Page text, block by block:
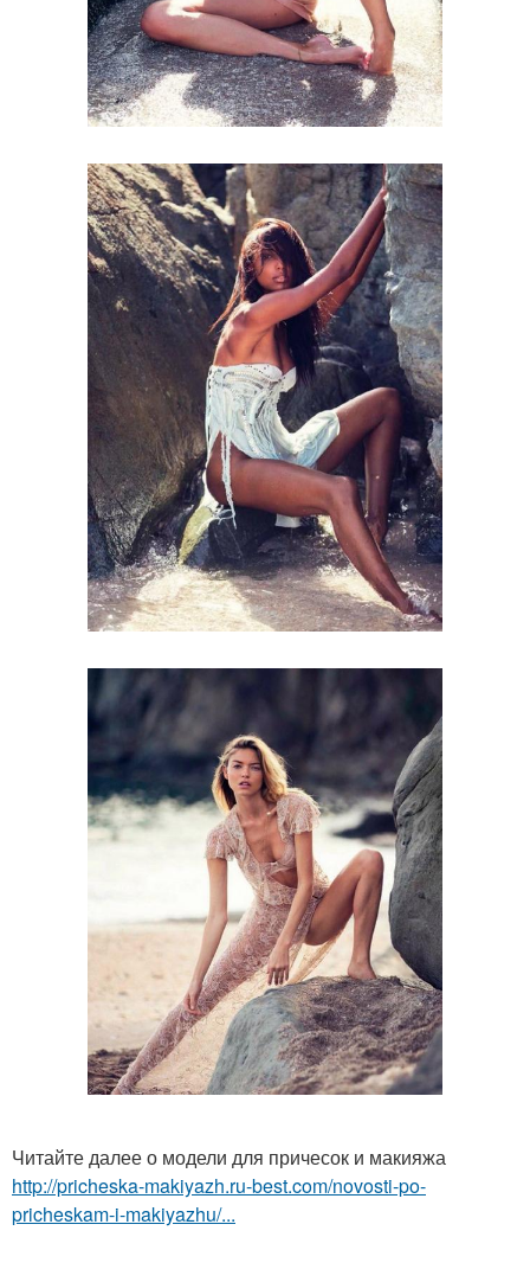
Читайте далее о модели для причесок и макияжа
http://pricheska-makiyazh.ru-best.com/novosti-po-
pricheskam-i-makiyazhu/...